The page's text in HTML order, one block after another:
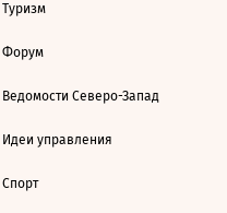
Туризм
Форум
Ведомости Северо-Запад
Идеи управления
Спорт